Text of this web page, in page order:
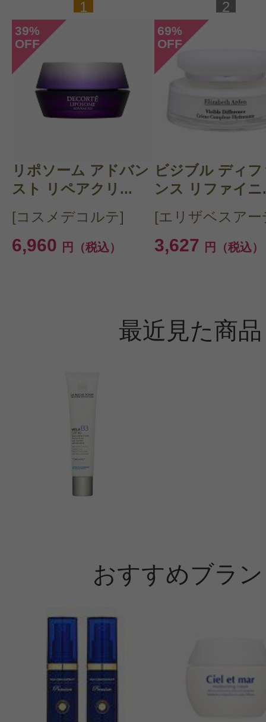
1
39%
OFF
リポソーム アドバン
スト リペアクリ...
[コスメデコルテ]
6,960 円（税込）
2
69%
OFF
ビジブル ディ
ンス リファイニ
[エリザベスアー
3,627 円（税込）
最近見た商品
おすすめブラ